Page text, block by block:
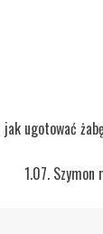
ugotować żabę
1.07. Szymon